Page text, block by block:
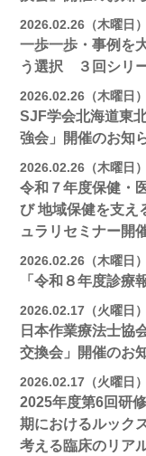
2026.02.26（木曜日）
一歩一歩・事例を
う選択 ３回シリ
2026.02.26（木曜日）
SJF学会北海道東
強会」開催のお知
2026.02.26（木曜日）
令和７年度保健・
び 地域保健を支え
ュラリセミナー開
2026.02.26（木曜日）
「令和８年度診療
2026.02.17（火曜日）
日本作業療法士協
交換会」開催のお
2026.02.17（火曜日）
2025年度第6回研
期におけるルック
考える臨床のリア